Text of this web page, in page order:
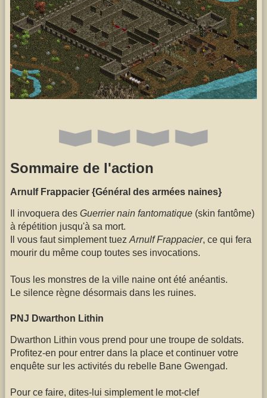
Sommaire de l'action
Arnulf Frappacier {Général des armées naines}
Il invoquera des Guerrier nain fantomatique (skin fantôme)
à répétition jusqu'à sa mort.
Il vous faut simplement tuez Arnulf Frappacier, ce qui fera
mourir du même coup toutes ses invocations.
Tous les monstres de la ville naine ont été anéantis.
Le silence règne désormais dans les ruines.
PNJ Dwarthon Lithin
Dwarthon Lithin vous prend pour une troupe de soldats.
Profitez-en pour entrer dans la place et continuer votre
enquête sur les activités du rebelle Bane Gwengad.
Pour ce faire, dites-lui simplement le mot-clef